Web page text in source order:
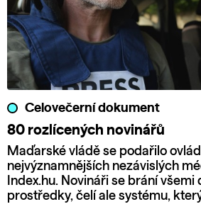
Celovečerní dokument
80 rozlícených novinářů
Maďarské vládě se podařilo
nejvýznamnějších nezávislých
Index.hu. Novináři se brání všemi
prostředky, čelí ale systému,